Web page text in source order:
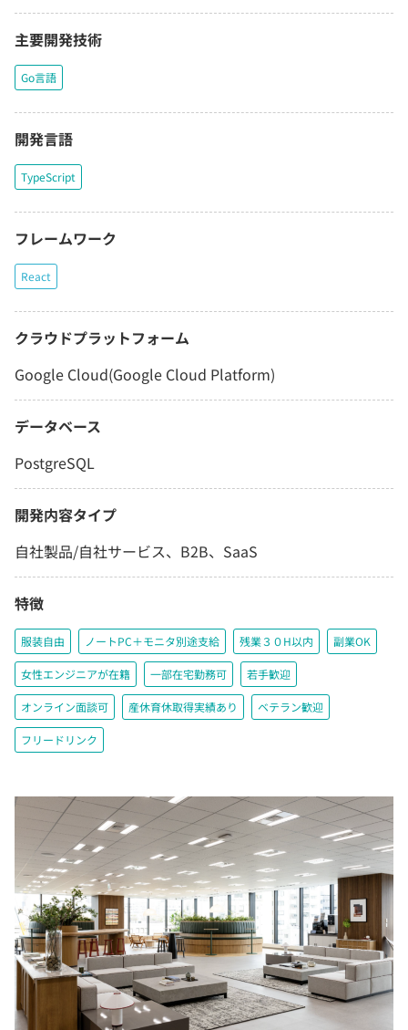
主要開発技術
Go言語
開発言語
TypeScript
フレームワーク
React
クラウドプラットフォーム
Google Cloud(Google Cloud Platform)
データベース
PostgreSQL
開発内容タイプ
自社製品/自社サービス、B2B、SaaS
特徴
服装自由 ノートPC＋モニタ別途支給 残業３０H以内 副業OK
女性エンジニアが在籍 一部在宅勤務可 若手歓迎
オンライン面談可 産休育休取得実績あり ベテラン歓迎
フリードリンク